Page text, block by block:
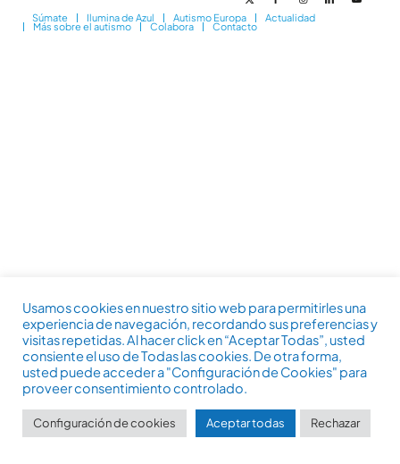
Súmate Ilumina de Azul Autismo Europa Actualidad
Más sobre el autismo Colabora Contacto
Usamos cookies en nuestro sitio web para permitirles una
experiencia de navegación, recordando sus preferencias y
visitas repetidas. Al hacer click en “Aceptar Todas”, usted
consiente el uso de Todas las cookies. De otra forma,
usted puede acceder a "Configuración de Cookies" para
proveer consentimiento controlado.
Configuración de cookies Aceptar todas Rechazar